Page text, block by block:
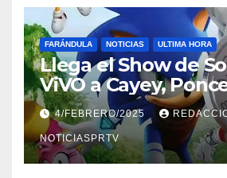
FARÁNDULA NOTICIAS ULTIMA HORA
Llega el Show de
ViVO a Cayey,
Barceloneta y
Relojes gratis para
compre ahora….
4/FEBRERO/2025
NOTICIASPRTV